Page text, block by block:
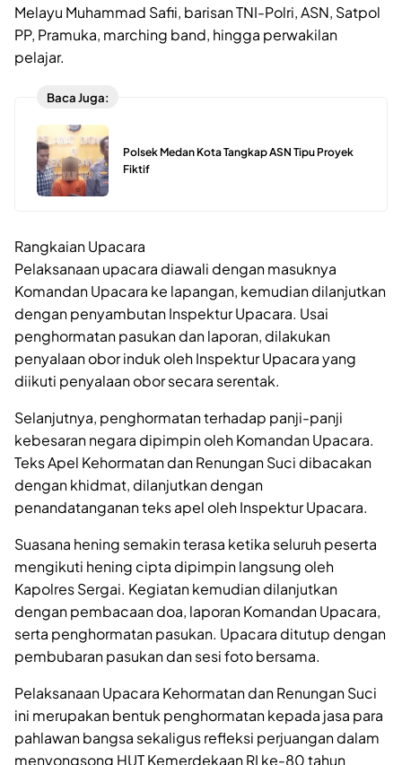
Melayu Muhammad Safii, barisan TNI-Polri, ASN, Satpol
PP, Pramuka, marching band, hingga perwakilan
pelajar.
Baca Juga:
Polsek Medan Kota Tangkap ASN Tipu Proyek
Fiktif
Rangkaian Upacara
Pelaksanaan upacara diawali dengan masuknya
Komandan Upacara ke lapangan, kemudian dilanjutkan
dengan penyambutan Inspektur Upacara. Usai
penghormatan pasukan dan laporan, dilakukan
penyalaan obor induk oleh Inspektur Upacara yang
diikuti penyalaan obor secara serentak.
Selanjutnya, penghormatan terhadap panji-panji
kebesaran negara dipimpin oleh Komandan Upacara.
Teks Apel Kehormatan dan Renungan Suci dibacakan
dengan khidmat, dilanjutkan dengan
penandatanganan teks apel oleh Inspektur Upacara.
Suasana hening semakin terasa ketika seluruh peserta
mengikuti hening cipta dipimpin langsung oleh
Kapolres Sergai. Kegiatan kemudian dilanjutkan
dengan pembacaan doa, laporan Komandan Upacara,
serta penghormatan pasukan. Upacara ditutup dengan
pembubaran pasukan dan sesi foto bersama.
Pelaksanaan Upacara Kehormatan dan Renungan Suci
ini merupakan bentuk penghormatan kepada jasa para
pahlawan bangsa sekaligus refleksi perjuangan dalam
menyongsong HUT Kemerdekaan RI ke-80 tahun